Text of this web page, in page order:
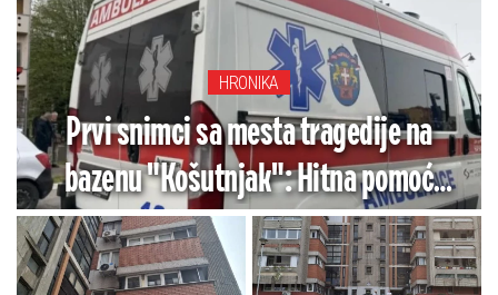
HRONIKA
Prvi snimci sa mesta tragedije na
bazenu "Košutnjak": Hitna pomoć
pokušala reanimaciju, ali muškarcu
(70) nije bilo spasa